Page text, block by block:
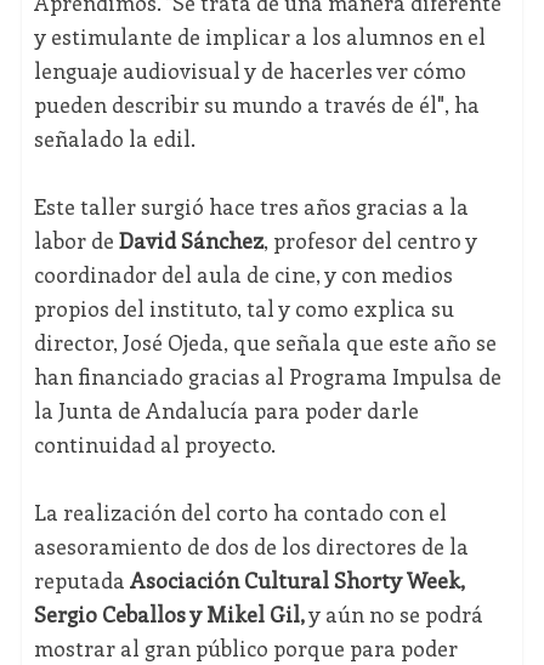
y estimulante de implicar a los alumnos en el
lenguaje audiovisual y de hacerles ver cómo
pueden describir su mundo a través de él", ha
señalado la edil.
Este taller surgió hace tres años gracias a la
labor de David Sánchez, profesor del centro y
coordinador del aula de cine, y con medios
propios del instituto, tal y como explica su
director, José Ojeda, que señala que este año se
han financiado gracias al Programa Impulsa de
la Junta de Andalucía para poder darle
continuidad al proyecto.
La realización del corto ha contado con el
asesoramiento de dos de los directores de la
reputada Asociación Cultural Shorty Week,
Sergio Ceballos y Mikel Gil,y aún no se podrá
mostrar al gran público porque para poder